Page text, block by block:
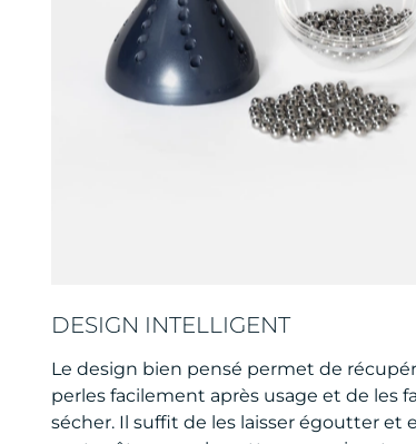
DESIGN INTELLIGENT
Le design bien pensé permet de
perles facilement après usage et de les
sécher. Il suffit de les laisser égoutter et